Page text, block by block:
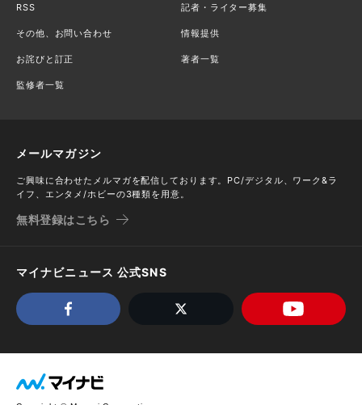
RSS 記者・ライター募集
その他、お問い合わせ 情報提供
お詫びと訂正 著者一覧
監修者一覧
メールマガジン
ご興味に合わせたメルマガを配信しております。PC/デジタル、ワーク&ラ
イフ、エンタメ/ホビーの3種類を用意。
無料登録はこちら
マイナビニュース 公式SNS